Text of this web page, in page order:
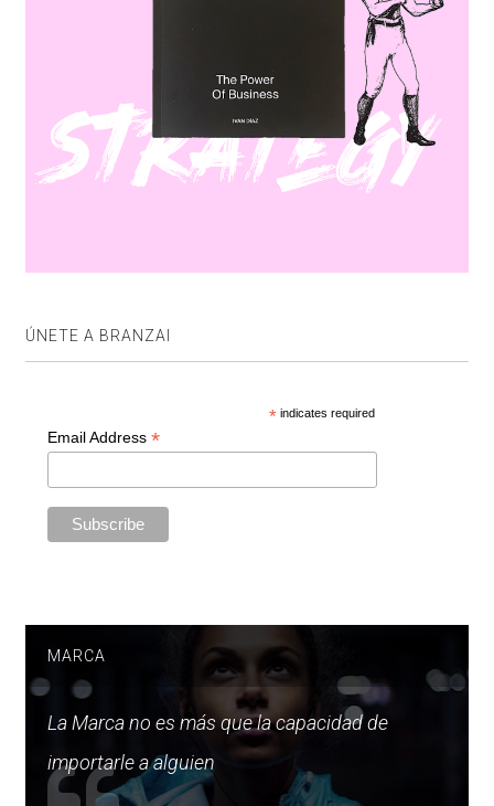
ÚNETE A BRANZAI
* indicates required
Email Address *
MARCA
La Marca no es más que la capacidad de
importarle a alguien